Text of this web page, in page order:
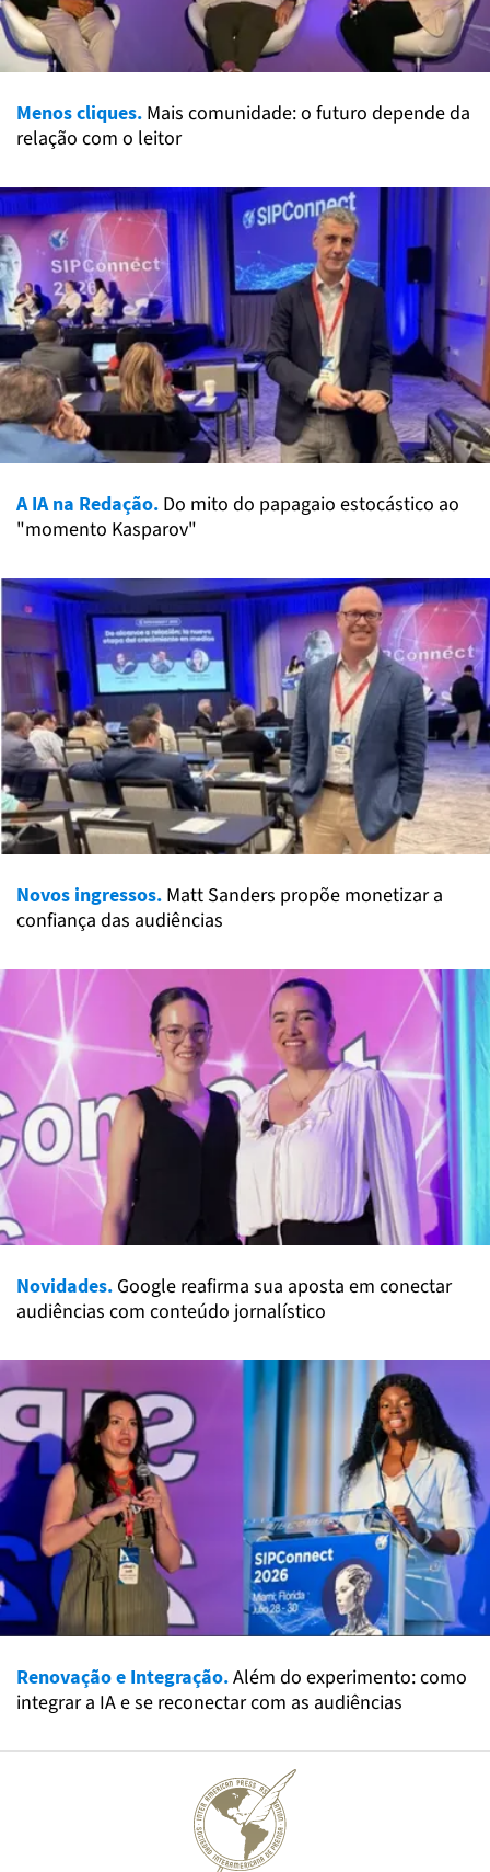
Menos cliques. Mais comunidade: o futuro depende da
relação com o leitor
A IA na Redação. Do mito do papagaio estocástico ao
"momento Kasparov"
Novos ingressos. Matt Sanders propõe monetizar a
confiança das audiências
Novidades. Google reafirma sua aposta em conectar
audiências com conteúdo jornalístico
Renovação e Integração.Além do experimento: como
integrar a IA e se reconectar com as audiências